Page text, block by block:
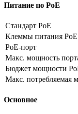
Питание по PoE
Стандарт PoE
Клеммы питания PoE
PoE-порт
Макс. мощность
Бюджет мощности
Макс. потребляемая
Основное